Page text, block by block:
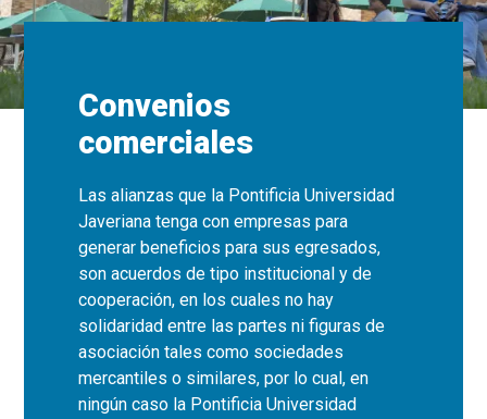
Convenios
comerciales
Las alianzas que la Pontificia Universidad
Javeriana tenga con empresas para
generar beneficios para sus egresados,
son acuerdos de tipo institucional y de
cooperación, en los cuales no hay
solidaridad entre las partes ni figuras de
asociación tales como sociedades
mercantiles o similares, por lo cual, en
ningún caso la Pontificia Universidad